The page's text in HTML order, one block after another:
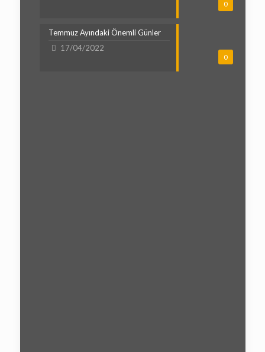
0
0
Temmuz Ayındaki Önemli Günler
17/04/2022